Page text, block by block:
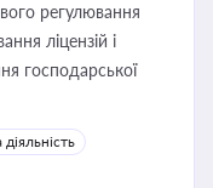
регулювання
ліцензій і
господарської